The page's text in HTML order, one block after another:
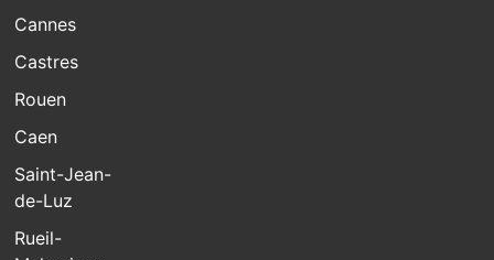
Cannes
Castres
Rouen
Caen
Saint-Jean-
de-Luz
Rueil-